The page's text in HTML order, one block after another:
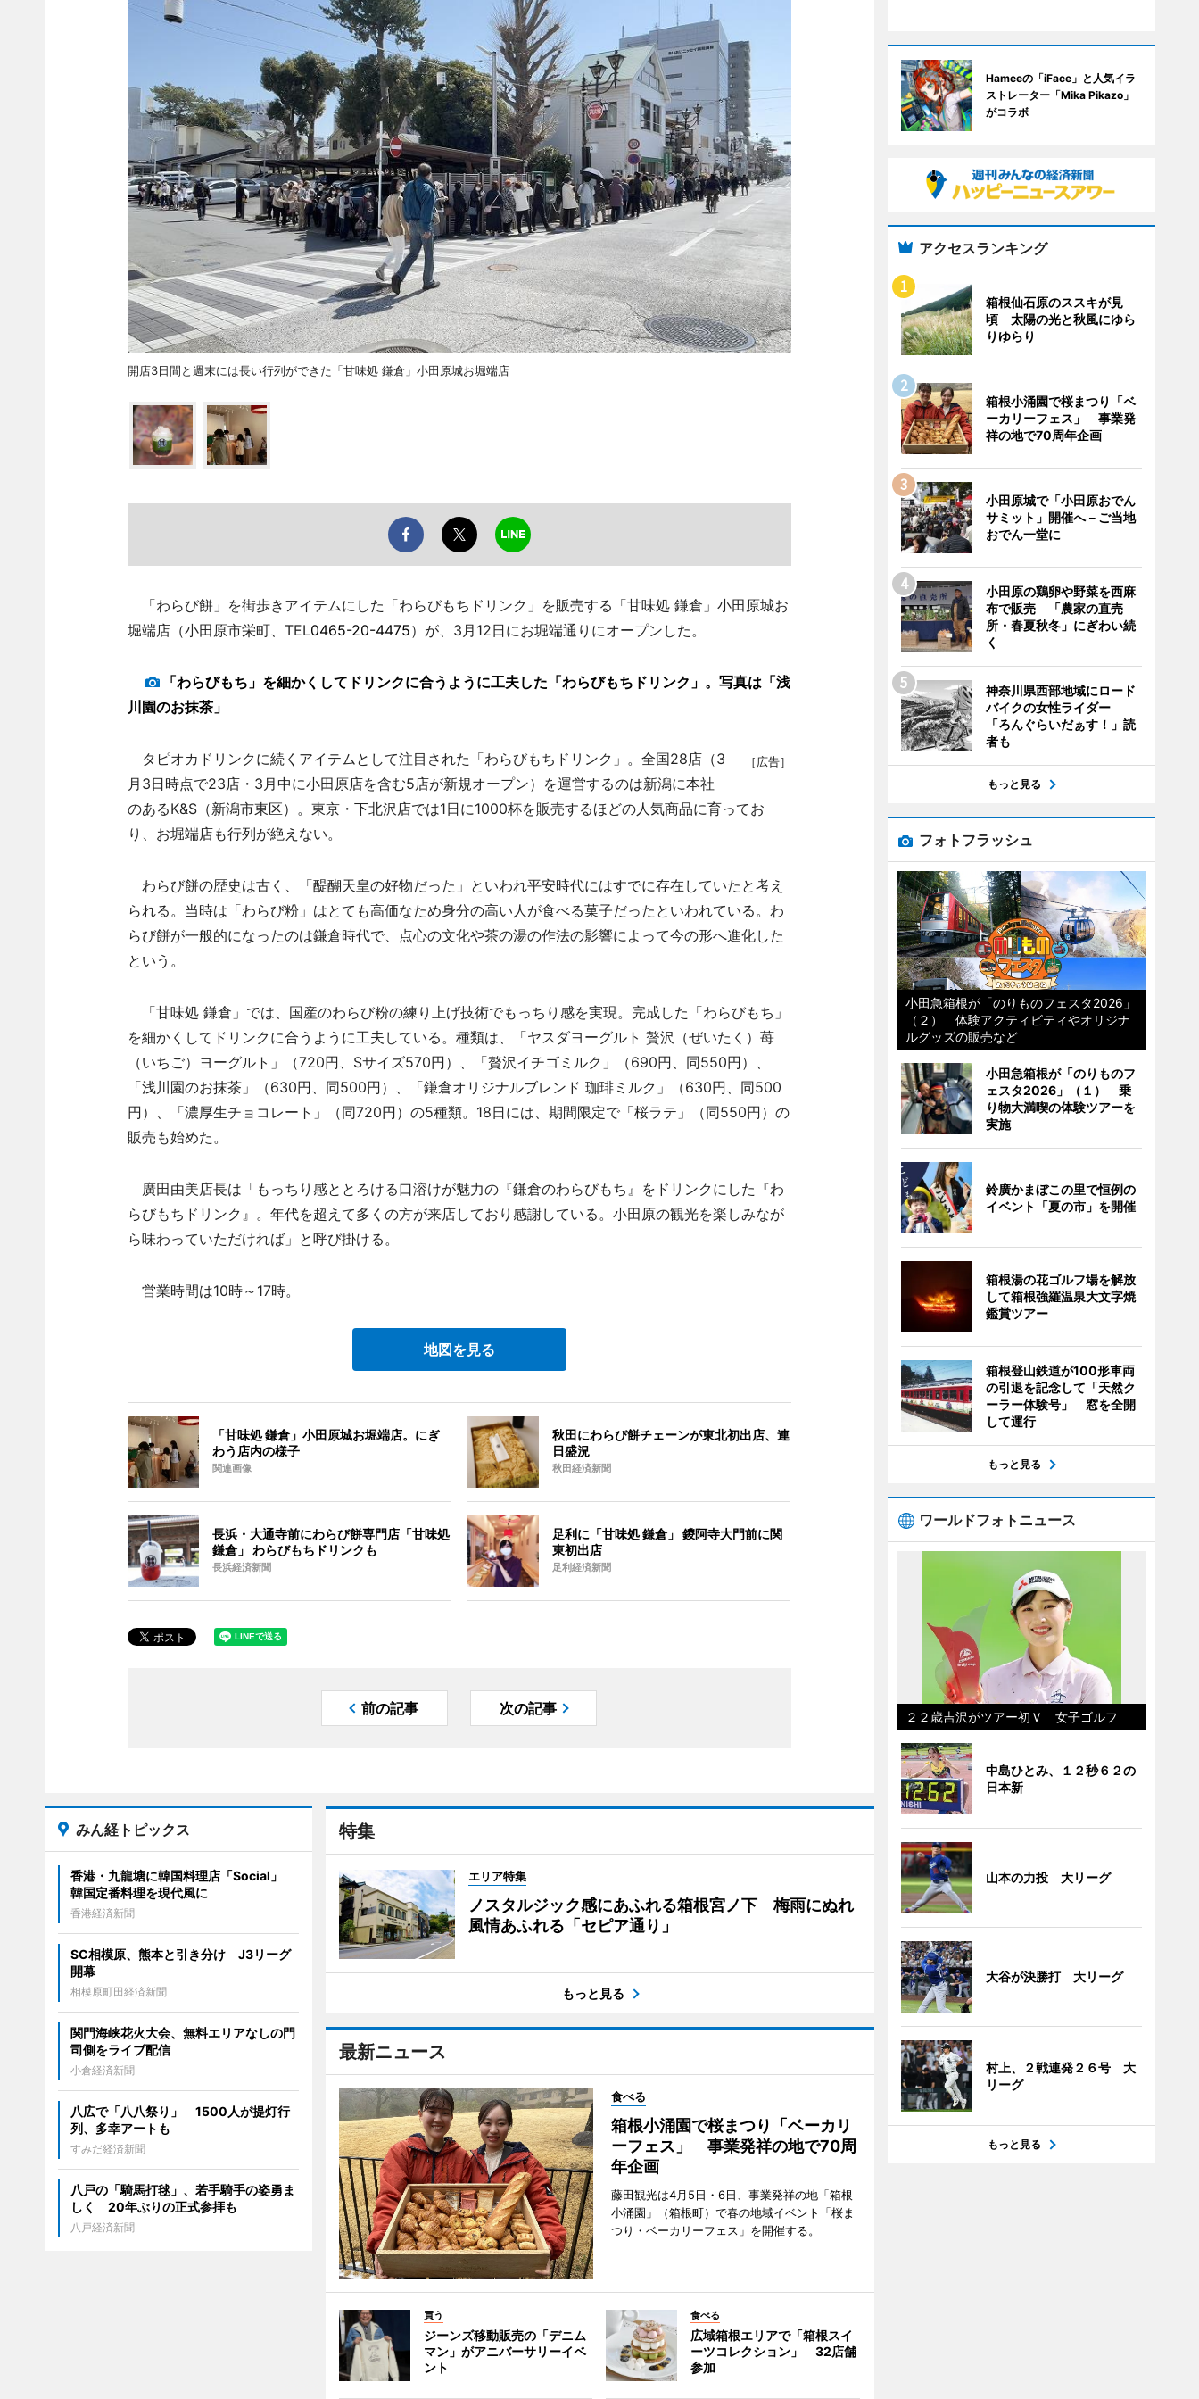
開店3日間と週末には長い行列ができた「甘味処 鎌倉」小田原城お堀端店
「わらび餅」を街歩きアイテムにした「わらびもちドリンク」を販売する「甘味処 鎌倉」小田原城お
堀端店（小田原市栄町、TEL0465-20-4475）が、3月12日にお堀端通りにオープンした。
「わらびもち」を細かくしてドリンクに合うように工夫した「わらびもちドリンク」。写真は「浅
川園のお抹茶」
［広告］
タピオカドリンクに続くアイテムとして注目された「わらびもちドリンク」。全国28店（3
月3日時点で23店・3月中に小田原店を含む5店が新規オープン）を運営するのは新潟に本社
のあるK&S（新潟市東区）。東京・下北沢店では1日に1000杯を販売するほどの人気商品に育ってお
り、お堀端店も行列が絶えない。
わらび餅の歴史は古く、「醍醐天皇の好物だった」といわれ平安時代にはすでに存在していたと考え
られる。当時は「わらび粉」はとても高価なため身分の高い人が食べる菓子だったといわれている。わ
らび餅が一般的になったのは鎌倉時代で、点心の文化や茶の湯の作法の影響によって今の形へ進化した
という。
「甘味処 鎌倉」では、国産のわらび粉の練り上げ技術でもっちり感を実現。完成した「わらびもち」
を細かくしてドリンクに合うように工夫している。種類は、「ヤスダヨーグルト 贅沢（ぜいたく）苺
（いちご）ヨーグルト」（720円、Sサイズ570円）、「贅沢イチゴミルク」（690円、同550円）、
「浅川園のお抹茶」（630円、同500円）、「鎌倉オリジナルブレンド 珈琲ミルク」（630円、同500
円）、「濃厚生チョコレート」（同720円）の5種類。18日には、期間限定で「桜ラテ」（同550円）の
販売も始めた。
廣田由美店長は「もっちり感ととろける口溶けが魅力の『鎌倉のわらびもち』をドリンクにした『わ
らびもちドリンク』。年代を超えて多くの方が来店しており感謝している。小田原の観光を楽しみなが
ら味わっていただければ」と呼び掛ける。
営業時間は10時～17時。
地図を見る
「甘味処 鎌倉」小田原城お堀端店。にぎ
わう店内の様子
関連画像
秋田にわらび餅チェーンが東北初出店、連
日盛況
秋田経済新聞
長浜・大通寺前にわらび餅専門店「甘味処
鎌倉」 わらびもちドリンクも
長浜経済新聞
足利に「甘味処 鎌倉」 鑁阿寺大門前に関
東初出店
足利経済新聞
前の記事 次の記事
特集
エリア特集
ノスタルジック感にあふれる箱根宮ノ下 梅雨にぬれ
風情あふれる「セピア通り」
もっと見る
最新ニュース
食べる
箱根小涌園で桜まつり「ベーカリ
ーフェス」 事業発祥の地で70周
年企画
藤田観光は4月5日・6日、事業発祥の地「箱根
小涌園」（箱根町）で春の地域イベント「桜ま
つり・ベーカリーフェス」を開催する。
買う
ジーンズ移動販売の「デニム
マン」がアニバーサリーイベ
ント
食べる
広域箱根エリアで「箱根スイ
ーツコレクション」 32店舗
参加
みん経トピックス
香港・九龍塘に韓国料理店「Social」
韓国定番料理を現代風に
香港経済新聞
SC相模原、熊本と引き分け J3リーグ
開幕
相模原町田経済新聞
関門海峡花火大会、無料エリアなしの門
司側をライブ配信
小倉経済新聞
八広で「八八祭り」 1500人が提灯行
列、多幸アートも
すみだ経済新聞
八戸の「騎馬打毬」、若手騎手の姿勇ま
しく 20年ぶりの正式参拝も
八戸経済新聞
Hameeの「iFace」と人気イラ
ストレーター「Mika Pikazo」
がコラボ
アクセスランキング
箱根仙石原のススキが見
頃 太陽の光と秋風にゆら
りゆらり
箱根小涌園で桜まつり「ベ
ーカリーフェス」 事業発
祥の地で70周年企画
小田原城で「小田原おでん
サミット」開催へ－ご当地
おでん一堂に
小田原の鶏卵や野菜を西麻
布で販売 「農家の直売
所・春夏秋冬」にぎわい続
く
神奈川県西部地域にロード
バイクの女性ライダー
「ろんぐらいだぁす！」読
者も
もっと見る
フォトフラッシュ
小田急箱根が「のりものフェスタ2026」
（２） 体験アクティビティやオリジナ
ルグッズの販売など
小田急箱根が「のりものフ
ェスタ2026」（１） 乗
り物大満喫の体験ツアーを
実施
鈴廣かまぼこの里で恒例の
イベント「夏の市」を開催
箱根湯の花ゴルフ場を解放
して箱根強羅温泉大文字焼
鑑賞ツアー
箱根登山鉄道が100形車両
の引退を記念して「天然ク
ーラー体験号」 窓を全開
して運行
もっと見る
ワールドフォトニュース
２２歳吉沢がツアー初Ｖ 女子ゴルフ
中島ひとみ、１２秒６２の
日本新
山本の力投 大リーグ
大谷が決勝打 大リーグ
村上、２戦連発２６号 大
リーグ
もっと見る